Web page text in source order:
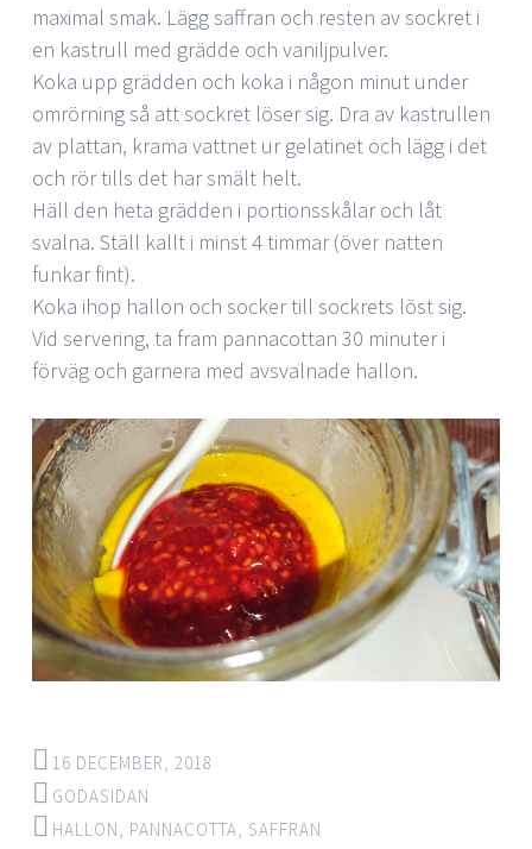
maximal smak. Lägg saffran och resten av sockret i
en kastrull med grädde och vaniljpulver.
Koka upp grädden och koka i någon minut under
omrörning så att sockret löser sig. Dra av kastrullen
av plattan, krama vattnet ur gelatinet och lägg i det
och rör tills det har smält helt.
Häll den heta grädden i portionsskålar och låt
svalna. Ställ kallt i minst 4 timmar (över natten
funkar fint).
Koka ihop hallon och socker till sockrets löst sig.
Vid servering, ta fram pannacottan 30 minuter i
förväg och garnera med avsvalnade hallon.
16 DECEMBER, 2018
GODASIDAN
HALLON, PANNACOTTA, SAFFRAN